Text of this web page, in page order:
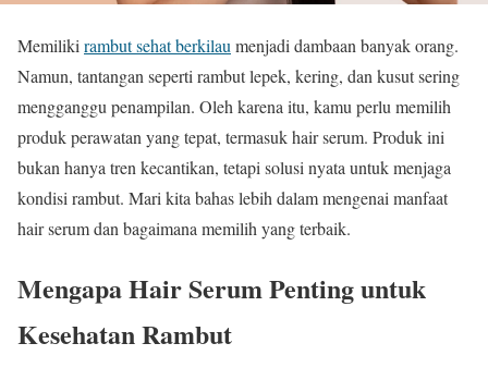
Memiliki rambut sehat berkilau menjadi dambaan banyak orang.
Namun, tantangan seperti rambut lepek, kering, dan kusut sering
mengganggu penampilan. Oleh karena itu, kamu perlu memilih
produk perawatan yang tepat, termasuk hair serum. Produk ini
bukan hanya tren kecantikan, tetapi solusi nyata untuk menjaga
kondisi rambut. Mari kita bahas lebih dalam mengenai manfaat
hair serum dan bagaimana memilih yang terbaik.
Mengapa Hair Serum Penting untuk
Kesehatan Rambut